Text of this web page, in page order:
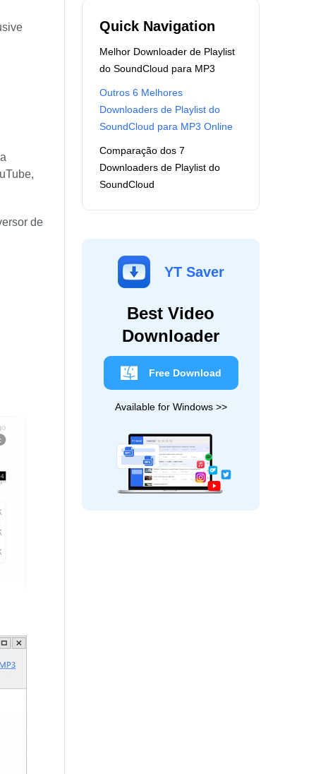
de
Quick Navigation
Melhor Downloader de Playlist
do SoundCloud para MP3
Outros 6 Melhores
Downloaders de Playlist do
SoundCloud para MP3 Online
Comparação dos 7
Downloaders de Playlist do
SoundCloud
YT Saver
Best Video
Downloader
Free Download
Available for Windows >>